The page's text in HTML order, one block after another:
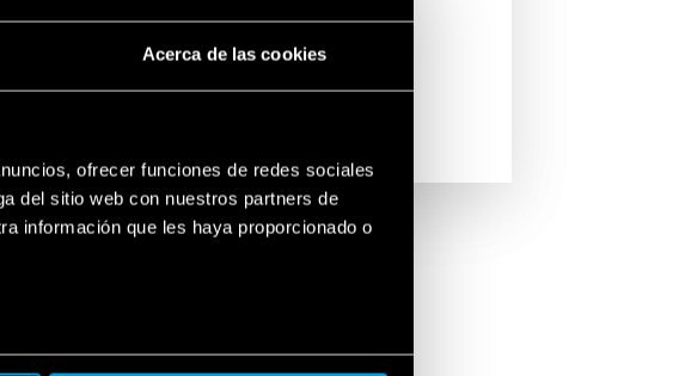
Acerca de las cookies
ofrecer funciones de redes sociales
del sitio web con nuestros partners de
información que les haya proporcionado o
traduce en una optimización de los costes de
y del consumo energético.